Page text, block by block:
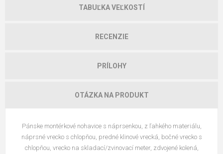
TABUĽKA VEĽKOSTÍ
RECENZIE
PRÍLOHY
OTÁZKA NA PRODUKT
Pánske montérkové nohavice s náprsenkou, z ľahkého materiálu,
náprsné vrecko s chlopňou, predné klinové vrecká, bočné vrecko s
chlopňou, vrecko na skladací/zvinovací meter, zdvojené kolená,